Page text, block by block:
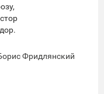
Фридлянский